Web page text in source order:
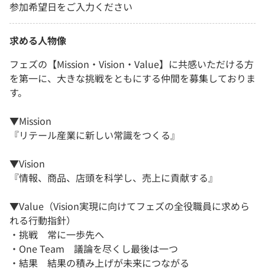
参加希望日をご入力ください
求める人物像
フェズの【Mission・Vision・Value】に共感いただける方
を第一に、大きな挑戦をともにする仲間を募集しておりま
す。
▼Mission
『リテール産業に新しい常識をつくる』
▼Vision
『情報、商品、店頭を科学し、売上に貢献する』
▼Value（Vision実現に向けてフェズの全役職員に求めら
れる行動指針）
・挑戦 常に一歩先へ
・One Team 議論を尽くし最後は一つ
・結果 結果の積み上げが未来につながる